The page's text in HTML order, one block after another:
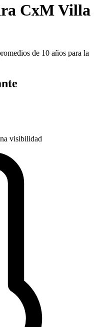
CxM Villa
de 10 años para la
visibilidad